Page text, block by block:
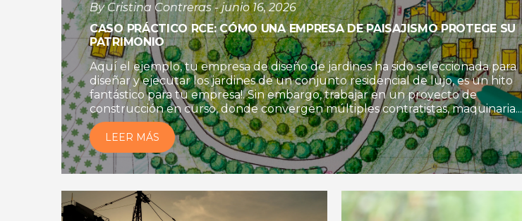
By Cristina Contreras - junio 16, 2026
CASO PRÁCTICO RCE: CÓMO UNA EMPRESA DE PAISAJISMO PROTEGE SU
PATRIMONIO
Aquí el ejemplo, tu empresa de diseño de jardines ha sido seleccionada para
diseñar y ejecutar los jardines de un conjunto residencial de lujo, es un hito
fantástico para tu empresa!. Sin embargo, trabajar en un proyecto de
construcción en curso, donde convergen múltiples contratistas, maquinaria...
LEER MÁS